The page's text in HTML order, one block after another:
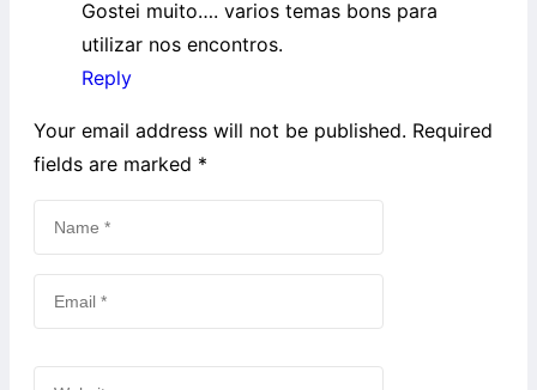
Gostei muito…. varios temas bons para
utilizar nos encontros.
Reply
Your email address will not be published. Required
fields are marked *